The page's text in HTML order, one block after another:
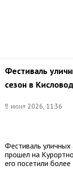
Фестиваль
сезон в
8 июня 2026, 11:36
соцсети
Фестиваль уличных
прошел на
его посетили